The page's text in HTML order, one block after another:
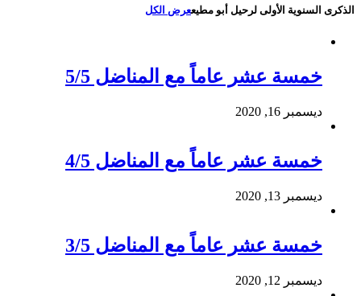
الذكرى السنوية الأولى لرحيل أبو مطيععرض الكل
خمسة عشر عاماً مع المناضل 5/5
ديسمبر 16, 2020
خمسة عشر عاماً مع المناضل 4/5
ديسمبر 13, 2020
خمسة عشر عاماً مع المناضل 3/5
ديسمبر 12, 2020